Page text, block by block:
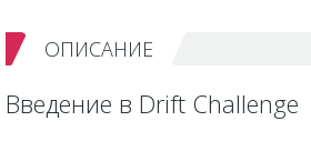
ОПИСАНИЕ
Введение в Drift Challenge